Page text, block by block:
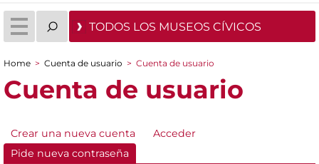
TODOS LOS MUSEOS CÍVICOS
You are here
Home > Cuenta de usuario > Cuenta de usuario
Cuenta de usuario
Primary tabs
Crear una nueva cuenta
Acceder
Pide nueva contraseña